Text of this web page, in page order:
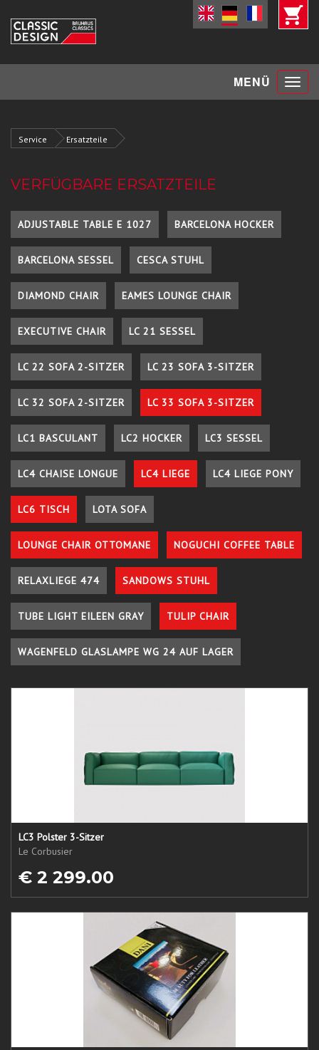
MENÜ Toggle
Service Ersatzteile
VERFÜGBARE ERSATZTEILE
ADJUSTABLE TABLE E 1027 BARCELONA HOCKER
BARCELONA SESSEL CESCA STUHL
DIAMOND CHAIR EAMES LOUNGE CHAIR
EXECUTIVE CHAIR LC 21 SESSEL
LC 22 SOFA 2-SITZER LC 23 SOFA 3-SITZER
LC 32 SOFA 2-SITZER LC 33 SOFA 3-SITZER
LC1 BASCULANT LC2 HOCKER LC3 SESSEL
LC4 CHAISE LONGUE LC4 LIEGE LC4 LIEGE PONY
LC6 TISCH LOTA SOFA
LOUNGE CHAIR OTTOMANE NOGUCHI COFFEE TABLE
RELAXLIEGE 474 SANDOWS STUHL
TUBE LIGHT EILEEN GRAY TULIP CHAIR
WAGENFELD GLASLAMPE WG 24 AUF LAGER
LC3 Polster 3-Sitzer
Le Corbusier
€ 2 299.00